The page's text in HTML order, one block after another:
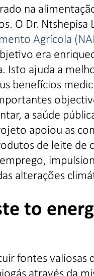
na
O Dr. Ntshepisa
Agrícola
era
Isto ajuda a
benefícios
a saúde
apoiou as
de leite de
alterações
to
fontes
através da